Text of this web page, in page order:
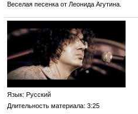
Веселая песенка от Леонида Агутина.
Язык: Русский
Длительность материала: 3:25